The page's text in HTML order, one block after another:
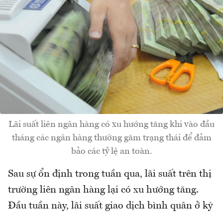
Lãi suất liên ngân hàng có xu hướng tăng khi vào đầu
tháng các ngân hàng thường găm trạng thái để đảm
bảo các tỷ lệ an toàn.
Sau sự ổn định trong tuần qua, lãi suất trên thị
trường liên ngân hàng lại có xu hướng tăng.
Đầu tuần này, lãi suất giao dịch bình quân ở kỳ